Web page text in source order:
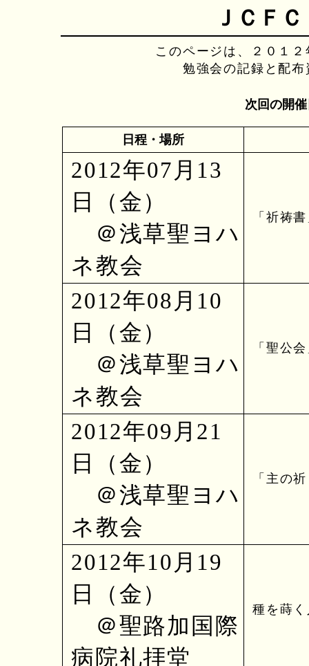
ＪＣＦ
このページは、２０１
勉強会の記録と配
次回の開
日程・場所
2012年07月13
日（金）
＠浅草聖ヨハ
ネ教会
「祈祷
2012年08月10
日（金）
＠浅草聖ヨハ
ネ教会
「聖公
2012年09月21
日（金）
＠浅草聖ヨハ
ネ教会
「主の
2012年10月19
日（金）
＠聖路加国際
病院礼拝堂
種を蒔